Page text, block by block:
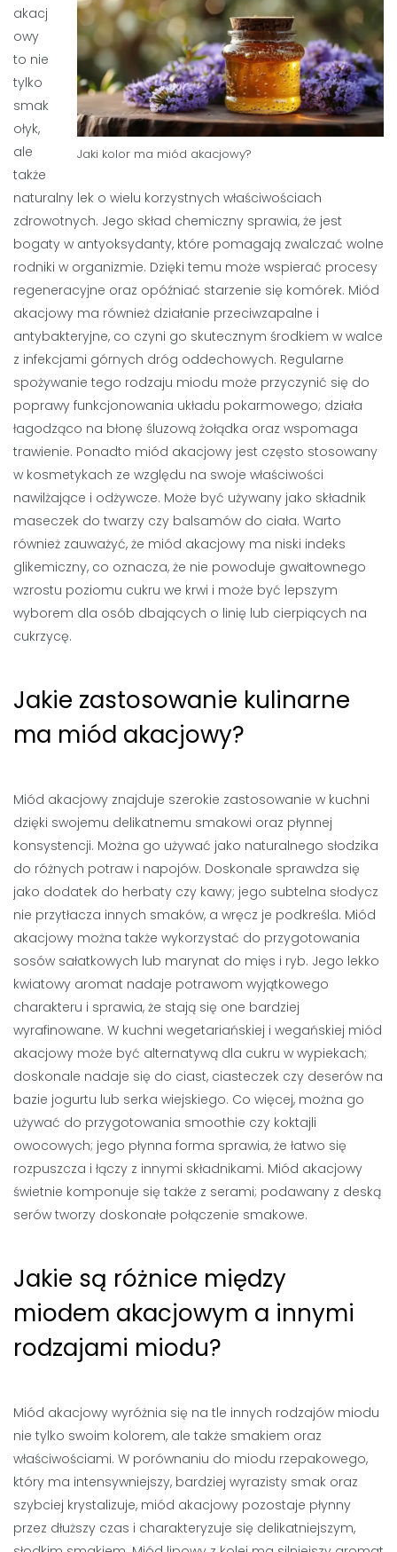
Jaki kolor ma miód akacjowy?
akacj
owy
to nie
tylko
smak
ołyk,
ale
także
naturalny lek o wielu korzystnych właściwościach
zdrowotnych. Jego skład chemiczny sprawia, że jest
bogaty w antyoksydanty, które pomagają zwalczać wolne
rodniki w organizmie. Dzięki temu może wspierać procesy
regeneracyjne oraz opóźniać starzenie się komórek. Miód
akacjowy ma również działanie przeciwzapalne i
antybakteryjne, co czyni go skutecznym środkiem w walce
z infekcjami górnych dróg oddechowych. Regularne
spożywanie tego rodzaju miodu może przyczynić się do
poprawy funkcjonowania układu pokarmowego; działa
łagodząco na błonę śluzową żołądka oraz wspomaga
trawienie. Ponadto miód akacjowy jest często stosowany
w kosmetykach ze względu na swoje właściwości
nawilżające i odżywcze. Może być używany jako składnik
maseczek do twarzy czy balsamów do ciała. Warto
również zauważyć, że miód akacjowy ma niski indeks
glikemiczny, co oznacza, że nie powoduje gwałtownego
wzrostu poziomu cukru we krwi i może być lepszym
wyborem dla osób dbających o linię lub cierpiących na
cukrzycę.
Jakie zastosowanie kulinarne
ma miód akacjowy?
Miód akacjowy znajduje szerokie zastosowanie w kuchni
dzięki swojemu delikatnemu smakowi oraz płynnej
konsystencji. Można go używać jako naturalnego słodzika
do różnych potraw i napojów. Doskonale sprawdza się
jako dodatek do herbaty czy kawy; jego subtelna słodycz
nie przytłacza innych smaków, a wręcz je podkreśla. Miód
akacjowy można także wykorzystać do przygotowania
sosów sałatkowych lub marynat do mięs i ryb. Jego lekko
kwiatowy aromat nadaje potrawom wyjątkowego
charakteru i sprawia, że stają się one bardziej
wyrafinowane. W kuchni wegetariańskiej i wegańskiej miód
akacjowy może być alternatywą dla cukru w wypiekach;
doskonale nadaje się do ciast, ciasteczek czy deserów na
bazie jogurtu lub serka wiejskiego. Co więcej, można go
używać do przygotowania smoothie czy koktajli
owocowych; jego płynna forma sprawia, że łatwo się
rozpuszcza i łączy z innymi składnikami. Miód akacjowy
świetnie komponuje się także z serami; podawany z deską
serów tworzy doskonałe połączenie smakowe.
Jakie są różnice między
miodem akacjowym a innymi
rodzajami miodu?
Miód akacjowy wyróżnia się na tle innych rodzajów miodu
nie tylko swoim kolorem, ale także smakiem oraz
właściwościami. W porównaniu do miodu rzepakowego,
który ma intensywniejszy, bardziej wyrazisty smak oraz
szybciej krystalizuje, miód akacjowy pozostaje płynny
przez dłuższy czas i charakteryzuje się delikatniejszym,